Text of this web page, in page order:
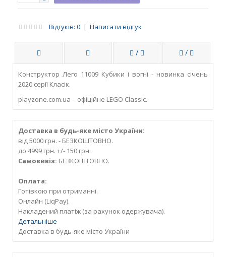
Відгуків: 0 | Написати відгук
/ /
Конструктор Лего 11009 Кубики і вогні - новинка січень
2020 серії Класік.
playzone.com.ua – офіційне LEGO Classic.
Доставка в будь-яке місто України:
від 5000 грн. - БЕЗКОШТОВНО.
до 4999 грн. +/- 150 грн.
Самовивіз: БЕЗКОШТОВНО.
Оплата:
Готівкою при отриманні.
Онлайн (LiqPay).
Накладений платіж (за рахунок одержувача).
Детальніше
Доставка в будь-яке місто України